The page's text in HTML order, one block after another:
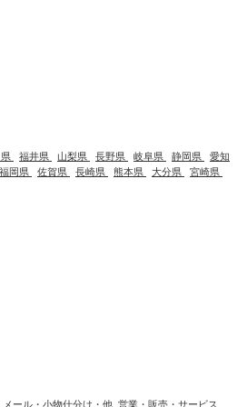
福井県 山梨県 長野県 岐阜県 静岡県
愛知
福岡県
佐賀県 長崎県 熊本県 大分県 宮崎県
メール・小物仕分け・他 営業・販売・サービス